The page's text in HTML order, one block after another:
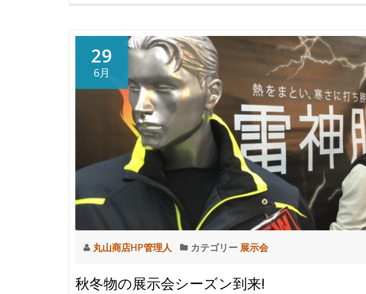
物
展
示
会
そ
2
29
6月
丸山商店HP管理人 カテゴリー 展示会
秋冬物の展示会シーズン到来!